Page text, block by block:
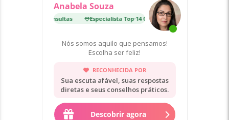
Anabela Souza
14 000 Consultas Especialista Top·14 000 Consultas
Nós somos aquilo que pensamos!
Escolha ser feliz!
RECONHECIDA POR
Sua escuta afável, suas respostas
diretas e seus conselhos práticos.
Descobrir agora